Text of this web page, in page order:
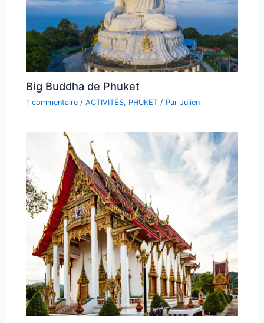
Big Buddha de Phuket
1 commentaire /ACTIVITÉS, PHUKET / ParJulien